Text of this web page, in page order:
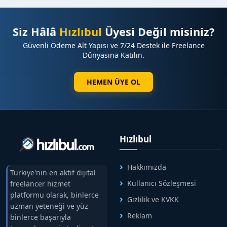
✅ Görsel ekleme imkanı
✅ İsteğe bağlı sosyal medya paylaşımı
⭐ Neden Tanıtım Yazısı ?
✔️ Türkiye genelinde güçlü haber ağı
✔️ Yüksek ziyaretçi trafiği
✔️ Güvenilir ve kurumsal medya markası
✔️ SEO açısından güçlü domain yapısı
⭐ Tüm Haber Sitelerimiz & Yayın Ağımız
fiyat listesi ve kampanyalarımıza aşağıdaki
bağlantıdan ulaşabilirsiniz:
➡️ HızlıBul Satış Profili
Geniş haber ağımız
Siz Hâlâ Hızlıbul Üyesi Değil misiniz?
Güvenli Ödeme Alt Yapısı ve 7/24 Destek ile Freelance
Dünyasına Katılın.
HEMEN ÜYE OL
Türkiye'nin en aktif dijital
freelancer hizmet
platformu olarak, binlerce
uzman yeteneği ve yüz
binlerce başarıyla
Hızlıbul
Hakkımızda
Kullanıcı Sözleşmesi
Gizlilik ve KVKK
Reklam